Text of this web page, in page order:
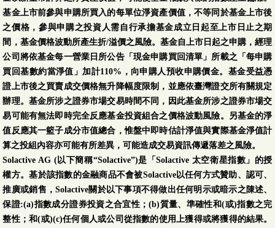
基金上市前參與申購所買入的每單位淨資產價值，不等同於基金上市後
之價格，參與申購之投資人需自行承擔基金成立日起至上市日止之期
間，基金價格波動所產生折/溢價之風險。基金自上市日起之申購，經理
公司將依基金每一營業日所公告「現金申購買回清單」所載之「每申購
買回基數約當淨值」加計110%，向申購人預收申購價金。基金受益憑
證上市後之買賣成交價格無升降幅度限制，並應依臺灣證交所有關規定
辦理。基金所涉之證券市場交易時間不同，因此基金所涉之證券市場交
易可能有無法即時完全反應基金投資組合之價格波動風險。另基金的淨
值反應其一籃子成分市值總合，惟盤中即時估計淨值與實際基金淨值計
算之投組內容亦可能有所差異，可能造成交易資訊傳遞落差之風險。
Solactive AG (以下簡稱“Solactive”)是「Solactive 太空衛星指數」的授
權方。基於該指數的金融商品不會被Solactive以任何方式贊助、認可、
推廣或銷售，Solactive關於以下事項不得做出任何明示或暗示之陳述、
保證:(a)指數成分證券投資之合宜性；(b)質量、準確性和(或)指數之完
整性；和(或)(c)任何個人或公司從指數的使用上獲得或將獲得的結果。